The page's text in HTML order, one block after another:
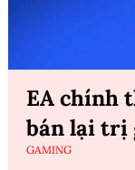
EA chính
bán lại trị
GAMING